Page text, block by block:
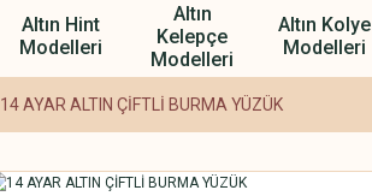
Altın Hint
Modelleri
Altın
Kelepçe
Modelleri
Altın Kolye
Modelleri
14 AYAR ALTIN ÇİFTLİ BURMA YÜZÜK